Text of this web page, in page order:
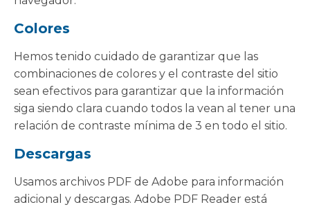
Colores
Hemos tenido cuidado de garantizar que las
combinaciones de colores y el contraste del sitio
sean efectivos para garantizar que la información
siga siendo clara cuando todos la vean al tener una
relación de contraste mínima de 3 en todo el sitio.
Descargas
Usamos archivos PDF de Adobe para información
adicional y descargas. Adobe PDF Reader está